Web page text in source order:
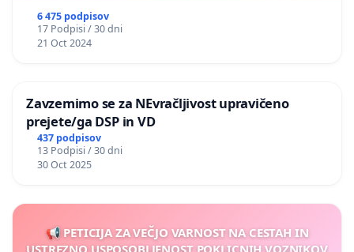
6 475 podpisov
17 Podpisi / 30 dni
21 Oct 2024
Zavzemimo se za NEvračljivost upravičeno
prejete/ga DSP in VD
437 podpisov
13 Podpisi / 30 dni
30 Oct 2025
📢 PETICIJA ZA VEČJO VARNOST NA CESTAH IN
USTREZNO USPOSOBLJENOST POKLICNIH VOZNIKOV